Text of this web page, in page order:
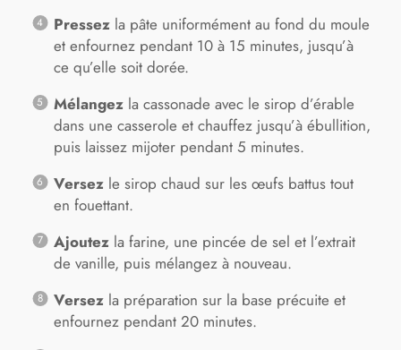
Pressezla pâte uniformément au fond du moule
et enfournez pendant 10 à 15 minutes, jusqu’à
ce qu’elle soit dorée.
Mélangezla cassonade avec le sirop d’érable
dans une casserole et chauffez jusqu’à ébullition,
puis laissez mijoter pendant 5 minutes.
Versezle sirop chaud sur les œufs battus tout
en fouettant.
Ajoutezla farine, une pincée de sel et l’extrait
de vanille, puis mélangez à nouveau.
Versezla préparation sur la base précuite et
enfournez pendant 20 minutes.